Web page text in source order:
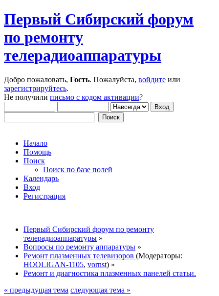
Первый Сибирский форум
по ремонту
телерадиоаппаратуры
Добро пожаловать, Гость. Пожалуйста, войдите или
зарегистрируйтесь.
Не получили письмо с кодом активации?
Начало
Помощь
Поиск
Поиск по базе полей
Календарь
Вход
Регистрация
Первый Сибирский форум по ремонту
телерадиоаппаратуры »
Вопросы по ремонту аппаратуры »
Ремонт плазменных телевизоров (Модераторы:
HOOLIGAN-1105, vornst) »
Ремонт и диагностика плазменных панелей статьи.
« предыдущая тема следующая тема »